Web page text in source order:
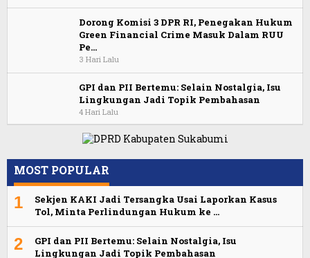
Dorong Komisi 3 DPR RI, Penegakan Hukum
Green Financial Crime Masuk Dalam RUU
Pe…
3 Hari Lalu
GPI dan PII Bertemu: Selain Nostalgia, Isu
Lingkungan Jadi Topik Pembahasan
4 Hari Lalu
MOST POPULAR
1
Sekjen KAKI Jadi Tersangka Usai Laporkan Kasus
Tol, Minta Perlindungan Hukum ke …
2
GPI dan PII Bertemu: Selain Nostalgia, Isu
Lingkungan Jadi Topik Pembahasan